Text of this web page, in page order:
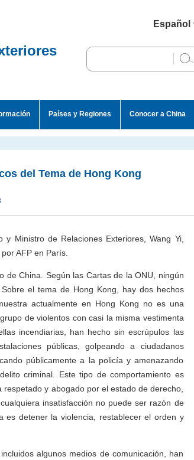
Español
English
Países y Regiones Conocer a China
del Tema de Hong Kong
Ministro de Relaciones Exteriores, Wang Yi,
AFP en París.
de China. Según las Cartas de la ONU, ningún
el tema de Hong Kong, hay dos hechos
actualmente en Hong Kong no es una
de violentos con casi la misma vestimenta
incendiarias, han hecho sin escrúpulos las
públicas, golpeando a ciudadanos
públicamente a la policía y amenazando
criminal. Este tipo de comportamiento es
y abogado por el estado de derecho,
insatisfacción no puede ser razón de
es detener la violencia, restablecer el orden y
algunos medios de comunicación, han